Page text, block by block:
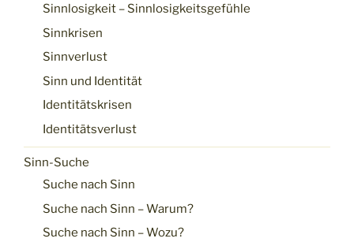
Sinnlosigkeit – Sinnlosigkeitsgefühle
Sinnkrisen
Sinnverlust
Sinn und Identität
Identitätskrisen
Identitätsverlust
Sinn-Suche
Suche nach Sinn
Suche nach Sinn – Warum?
Suche nach Sinn – Wozu?